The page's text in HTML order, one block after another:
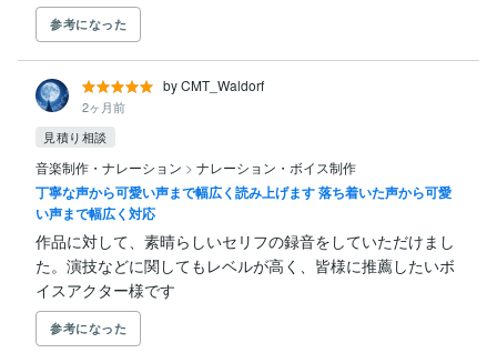
参考になった
by CMT_Waldorf
2ヶ月前
見積り相談
音楽制作・ナレーション > ナレーション・ボイス制作
丁寧な声から可愛い声まで幅広く読み上げます 落ち着いた声から可愛
い声まで幅広く対応
作品に対して、素晴らしいセリフの録音をしていただけまし
た。演技などに関してもレベルが高く、皆様に推薦したいボ
イスアクター様です
参考になった